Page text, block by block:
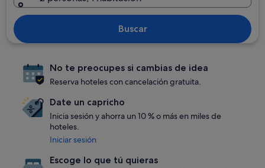
Buscar
No te preocupes si cambias de idea
Reserva hoteles con cancelación gratuita.
Date un capricho
Inicia sesión y ahorra un 10 % o más en miles de
hoteles.
Iniciar sesión
Escoge lo que tú quieras